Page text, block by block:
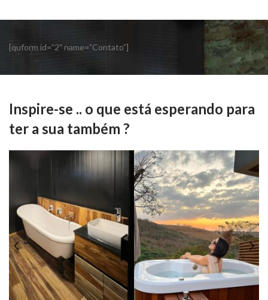
[quform id=”2″ name=”Contato”]
Inspire-se .. o que está esperando para
ter a sua também ?